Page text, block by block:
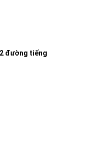
đường tiếng